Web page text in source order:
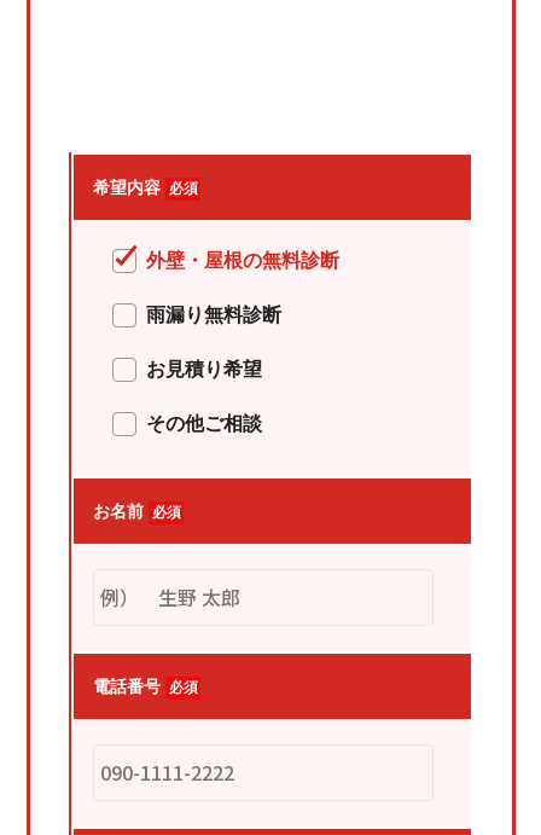
希望内容 必須
外壁・屋根の無料診断
雨漏り無料診断
お見積り希望
その他ご相談
お名前 必須
電話番号 必須